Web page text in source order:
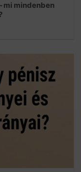
mi mindenben